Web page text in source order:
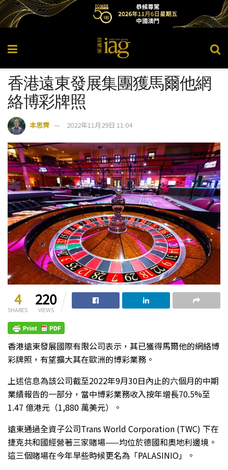
香港遠東發展集團獲馬爾他網
絡博彩牌照
本思齊 2022年11月29日 11:04
4
SHARES
220
VIEWS
香港遠東發展國際有限公司表示，其已獲得馬爾他的網絡博
彩牌照，有望擴大其在歐洲的博彩業務。
上述信息為該公司截至2022年9月30日內止的六個月的中期
業績報告的一部分，當中博彩業務收入按年增長70.5%至
1.47 億港元（1,880 萬美元）。
遠東通過全資子公司Trans World Corporation (TWC) 下在
捷克共和國經營著三家賭場——均位於德國和奧地利邊境。
這三個賭場在今年早些時候更名為「PALASINIO」。